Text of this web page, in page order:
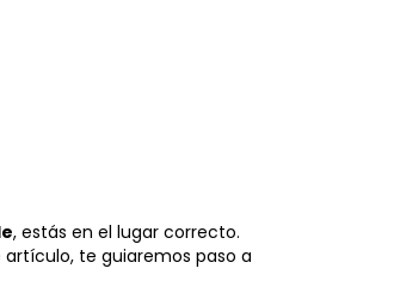
, estás en el lugar correcto.
te guiaremos paso a